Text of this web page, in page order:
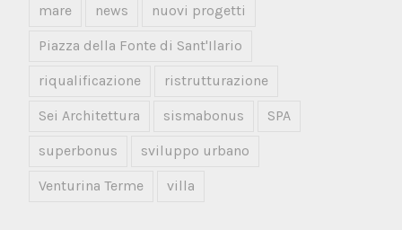
mare news nuovi progetti
Piazza della Fonte di Sant'Ilario
riqualificazione ristrutturazione
Sei Architettura sismabonus SPA
superbonus sviluppo urbano
Venturina Terme villa